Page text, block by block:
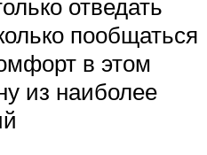
отведать
пообщаться
в этом
из наиболее